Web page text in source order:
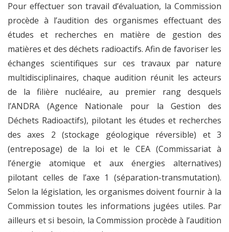
Pour effectuer son travail d’évaluation, la Commission
procède à l’audition des organismes effectuant des
études et recherches en matière de gestion des
matières et des déchets radioactifs. Afin de favoriser les
échanges scientifiques sur ces travaux par nature
multidisciplinaires, chaque audition réunit les acteurs
de la filière nucléaire, au premier rang desquels
l’ANDRA (Agence Nationale pour la Gestion des
Déchets Radioactifs), pilotant les études et recherches
des axes 2 (stockage géologique réversible) et 3
(entreposage) de la loi et le CEA (Commissariat à
l’énergie atomique et aux énergies alternatives)
pilotant celles de l’axe 1 (séparation-transmutation).
Selon la législation, les organismes doivent fournir à la
Commission toutes les informations jugées utiles. Par
ailleurs et si besoin, la Commission procède à l’audition